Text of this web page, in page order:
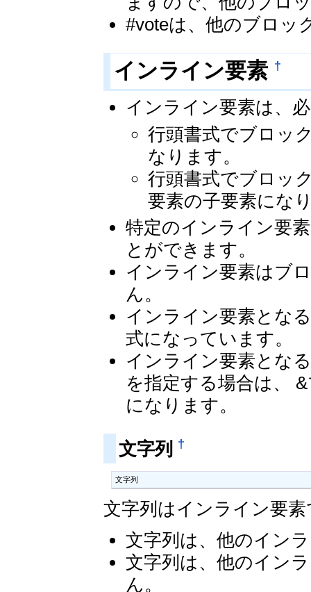
#voteは、他のブロッ
インライン要素 †
インライン要素は、
行頭書式でブロッ
なります。
行頭書式でブロッ
要素の子要素にな
特定のインライン要
とができます。
インライン要素はブ
ん。
インライン要素とな
式になっています。
インライン要素とな
を指定する場合は、
になります。
文字列 †
文字列
文字列はインライン要
文字列は、他のイン
文字列は、他のイン
ん。